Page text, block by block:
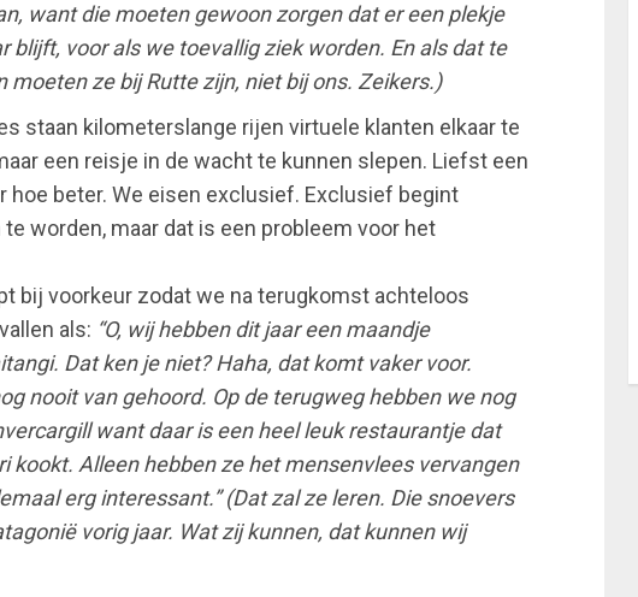
want die moeten gewoon zorgen dat er een plekje
blijft, voor als we toevallig ziek worden. En als dat te
moeten ze bij Rutte zijn, niet bij ons. Zeikers.)
staan kilometerslange rijen virtuele klanten elkaar te
een reisje in de wacht te kunnen slepen. Liefst een
hoe beter. We eisen exclusief. Exclusief begint
worden, maar dat is een probleem voor het
bij voorkeur zodat we na terugkomst achteloos
als: “O, wij hebben dit jaar een maandje
Dat ken je niet? Haha, dat komt vaker voor.
nooit van gehoord. Op de terugweg hebben we nog
want daar is een heel leuk restaurantje dat
kookt. Alleen hebben ze het mensenvlees vervangen
erg interessant.” (Dat zal ze leren. Die snoevers
vorig jaar. Wat zij kunnen, dat kunnen wij